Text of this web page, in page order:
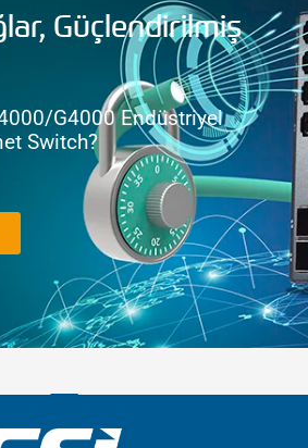
Güçlendirilmiş
G4000 Endüstriyel
Switch?